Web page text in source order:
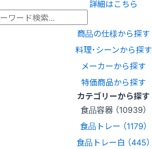
詳細はこちら
商品の仕様から探す
料理･シーンから探す
メーカーから探す
特価商品から探す
カテゴリーから探す
食品容器 （10939）
食品トレー （1179）
食品トレー白 （445）